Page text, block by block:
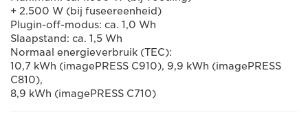
+ 2.500 W (bij fuseereenheid)
Plugin-off-modus: ca. 1,0 Wh
Slaapstand: ca. 1,5 Wh
Normaal energieverbruik (TEC):
10,7 kWh (imagePRESS C910), 9,9 kWh (imagePRESS
C810),
8,9 kWh (imagePRESS C710)